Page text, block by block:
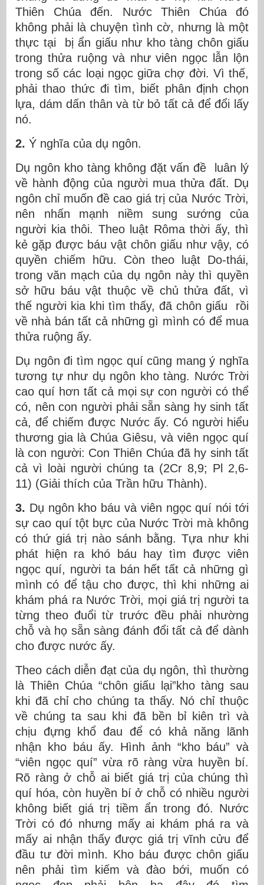
Thiên Chúa đến. Nước Thiên Chúa đó
không phải là chuyện tình cờ, nhưng là một
thực tại bị ẩn giấu như kho tàng chôn giấu
trong thửa ruộng và như viên ngọc lẫn lộn
trong số các loại ngọc giữa chợ đời. Vì thế,
phải thao thức đi tìm, biết phân định chọn
lựa, dám dấn thân và từ bỏ tất cả để đổi lấy
nó.
2. Ý nghĩa của dụ ngôn.
Dụ ngôn kho tàng không đặt vấn đề luân lý
về hành động của người mua thửa đất. Dụ
ngôn chỉ muốn đề cao giá trị của Nước Trời,
nên nhấn mạnh niềm sung sướng của
người kia thôi. Theo luật Rôma thời ấy, thì
kẻ gặp được báu vật chôn giấu như vậy, có
quyền chiếm hữu. Còn theo luật Do-thái,
trong văn mạch của dụ ngôn này thì quyền
sở hữu báu vật thuộc về chủ thửa đất, vì
thế người kia khi tìm thấy, đã chôn giấu rồi
về nhà bán tất cả những gì mình có để mua
thửa ruộng ấy.
Dụ ngôn đi tìm ngọc quí cũng mang ý nghĩa
tương tự như dụ ngôn kho tàng. Nước Trời
cao quí hơn tất cả mọi sự con người có thể
có, nên con người phải sẵn sàng hy sinh tất
cả, để chiếm được Nước ấy. Có người hiểu
thương gia là Chúa Giêsu, và viên ngọc quí
là con người: Con Thiên Chúa đã hy sinh tất
cả vì loài người chúng ta (2Cr 8,9; Pl 2,6-
11) (Giải thích của Trần hữu Thành).
3. Dụ ngôn kho báu và viên ngọc quí nói tới
sự cao quí tột bực của Nước Trời mà không
có thứ giá trị nào sánh bằng. Tựa như khi
phát hiện ra khó báu hay tìm được viên
ngọc quí, người ta bán hết tất cả những gì
mình có để tậu cho được, thì khi những ai
khám phá ra Nước Trời, mọi giá trị người ta
từng theo đuổi từ trước đều phải nhường
chỗ và họ sẵn sàng đánh đổi tất cả để dành
cho được nước ấy.
Theo cách diễn đạt của dụ ngôn, thì thường
là Thiên Chúa “chôn giấu lại”kho tàng sau
khi đã chỉ cho chúng ta thấy. Nó chỉ thuộc
về chúng ta sau khi đã bền bỉ kiên trì và
chịu đựng khổ đau để có khả năng lãnh
nhận kho báu ấy. Hình ảnh “kho báu” và
“viên ngọc quí” vừa rõ ràng vừa huyền bí.
Rõ ràng ở chỗ ai biết giá trị của chúng thì
quí hóa, còn huyền bí ở chỗ có nhiều người
không biết giá trị tiềm ẩn trong đó. Nước
Trời có đó nhưng mấy ai khám phá ra và
mấy ai nhận thấy được giá trị vĩnh cửu để
đầu tư đời mình. Kho báu được chôn giấu
nên phải tìm kiếm và đào bới, muốn có